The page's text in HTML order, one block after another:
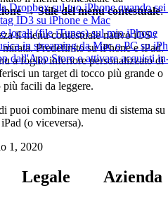
Dropbox sul tuo iPhone quando
ID3 su iPhone e Mac
locali (file iTunes) sul mio iPhone
in streaming da Mac o PC su
dall'App Store o attivare acquisti
→ Stile del menu contestuale:
il menu contestuale nativo iOS /
Predefinito su iPhone e iPad.
a foglio inferiore personalizzato di
un target di tocco più grande o
più facili da leggere.
puoi combinare menu di sistema su
(o viceversa).
1, 2020
Legale Azienda